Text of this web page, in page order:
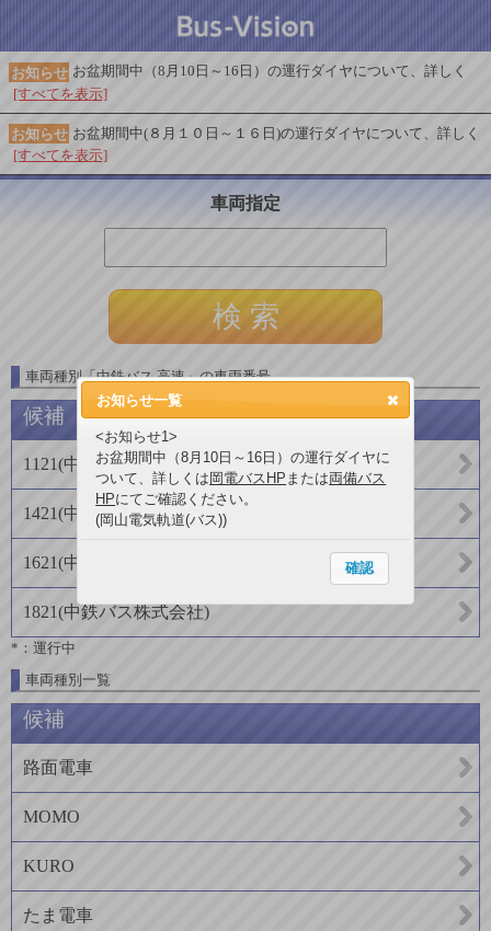
お知らせ お盆期間中（8月10日～16日）の運行ダイヤについて、詳しく
[すべてを表示]
お知らせ お盆期間中(８月１０日～１６日)の運行ダイヤについて、詳しく
[すべてを表示]
車両指定
車両種別「中鉄バス 高速」の車両番号
候補
1121(中鉄バス株式会社 )
1421(中鉄バス株式会社)
1621(中鉄バス株式会社
1821(中鉄バス株式会社)
*：運行中
車両種別一覧
候補
路面電車
MOMO
KURO
たま電車
お知らせ一覧
<お知らせ1>
お盆期間中（8月10日～16日）の運行ダイヤに
ついて、詳しくは 岡電バスHP または両備バス
HPにてご確認ください。
(岡山電気軌道(バス))
確認